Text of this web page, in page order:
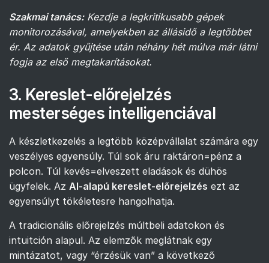
Szakmai tanács: Kezdje a legkritikusabb gépek
monitorozásával, amelyekben az állásidő a legtöbbet
ér. Az adatok gyűjtése után néhány hét múlva már látni
fogja az első megtakarításokat.
3. Kereslet-előrejelzés
mesterséges intelligenciával
A készletkezelés a legtöbb középvállalat számára egy
veszélyes egyensúly. Túl sok áru raktáron=pénz a
polcon. Túl kevés=elveszett eladások és dühös
ügyfelek. Az AI-alapú kereslet-előrejelzés ezt az
egyensúlyt tökéletesre hangolhatja.
A tradicionális előrejelzés múltbeli adatokon és
intuitción alapul. Az elemzők meglátnak egy
mintázatot, vagy “érzésük van” a következő